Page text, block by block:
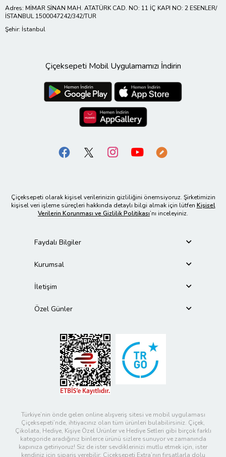
Adres: MİMAR SİNAN MAH. ATATÜRK CAD. NO: 11 İÇ KAPI NO: 2 ESENLER/
İSTANBUL 1500047242/342/TUR
Şehir: İstanbul
Çiçeksepeti Mobil Uygulamamızı İndirin
Çiçeksepeti olarak kişisel verilerinizin gizliliğini önemsiyoruz. Şirketimizin
kişisel veri işleme süreçleri hakkında detaylı bilgi almak için lütfen Kişisel
Verilerin Korunması ve Gizlilik Politikası’nı inceleyiniz.
Faydalı Bilgiler
Kurumsal
İletişim
Özel Günler
Türkiye’nin önde gelen online alışveriş sitesi ve mobil uygulaması
Çiçeksepeti’nde, ihtiyacınız olan tüm ürünleri bulabilirsiniz. Çiçek,
Çikolata, Hediye, Kişiye Özel Ürünler ve Hediye Setleri gibi birçok farklı
kategoride aradığınız binlerce ürünü sizlere sunuyor ve zamanında
kapınıza getiriyoruz! Siz de ister sevdiklerinizi mutlu etmek için, ister
kendiniz için sipariş verebilir; Çiçeksepeti Extra’nın fırsatlarla dolu